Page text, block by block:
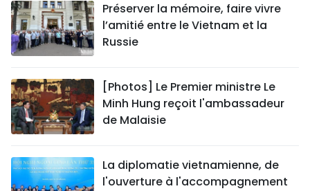
Préserver la mémoire, faire vivre
l’amitié entre le Vietnam et la
Russie
[Photos] Le Premier ministre Le
Minh Hung reçoit l'ambassadeur
de Malaisie
La diplomatie vietnamienne, de
l'ouverture à l'accompagnement